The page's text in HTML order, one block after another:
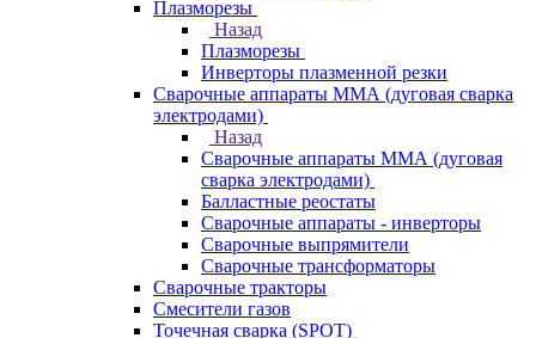
Плазморезы
Назад
Плазморезы
Инверторы плазменной резки
Сварочные аппараты ММА (дуговая сварка
электродами)
Назад
Сварочные аппараты ММА (дуговая
сварка электродами)
Балластные реостаты
Сварочные аппараты - инверторы
Сварочные выпрямители
Сварочные трансформаторы
Сварочные тракторы
Смесители газов
Точечная сварка (SPOT)